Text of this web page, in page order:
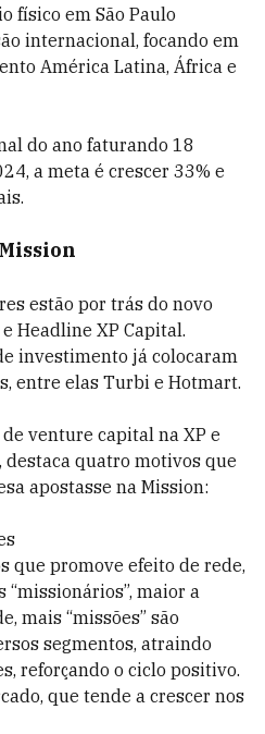
físico em São Paulo
internacional, focando em
América Latina, África e
do ano faturando 18
a meta é crescer 33% e
estão por trás do novo
Headline XP Capital.
investimento já colocaram
entre elas Turbi e Hotmart.
venture capital na XP e
destaca quatro motivos que
apostasse na Mission:
que promove efeito de rede,
“missionários”, maior a
mais “missões” são
segmentos, atraindo
reforçando o ciclo positivo.
que tende a crescer nos